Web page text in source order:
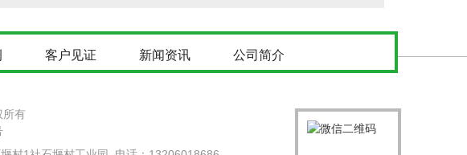
客户见证 新闻资讯 公司简介
有